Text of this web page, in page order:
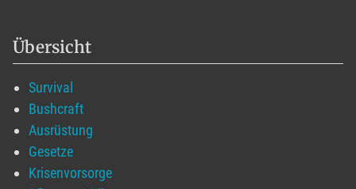
Übersicht
Survival
Bushcraft
Ausrüstung
Gesetze
Krisenvorsorge